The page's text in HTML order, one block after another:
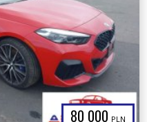
80 000 PLN